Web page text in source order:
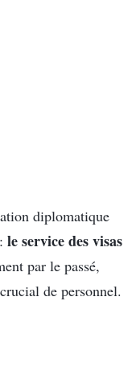
diplomatique
le service des visas
par le passé,
de personnel.